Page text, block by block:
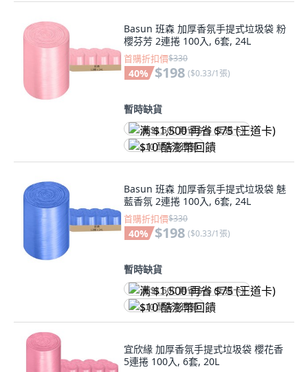
Basun 班森 加厚香氛手提式垃圾袋 粉
櫻芬芳 2連捲 100入, 6套, 24L
首購折扣價$330
40% $198 ($0.33/1張)
暫時缺貨
满 $1,500 再省 $75 (王道卡)
$10 酷澎幣回饋
Basun 班森 加厚香氛手提式垃圾袋 魅
藍香氛 2連捲 100入, 6套, 24L
首購折扣價$330
40% $198 ($0.33/1張)
暫時缺貨
满 $1,500 再省 $75 (王道卡)
$10 酷澎幣回饋
宜欣緣 加厚香氛手提式垃圾袋 櫻花香
5連捲 100入, 6套, 20L